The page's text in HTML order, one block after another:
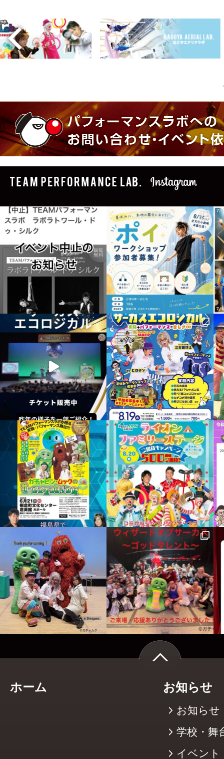
ホーム お知らせ
お知らせ
学校・舞
イベント